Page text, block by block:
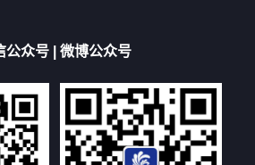
板
球杆清洗机
全自动/半自动系列
双槽三槽四槽五槽多槽系列
频
公众号 | 微博公众号